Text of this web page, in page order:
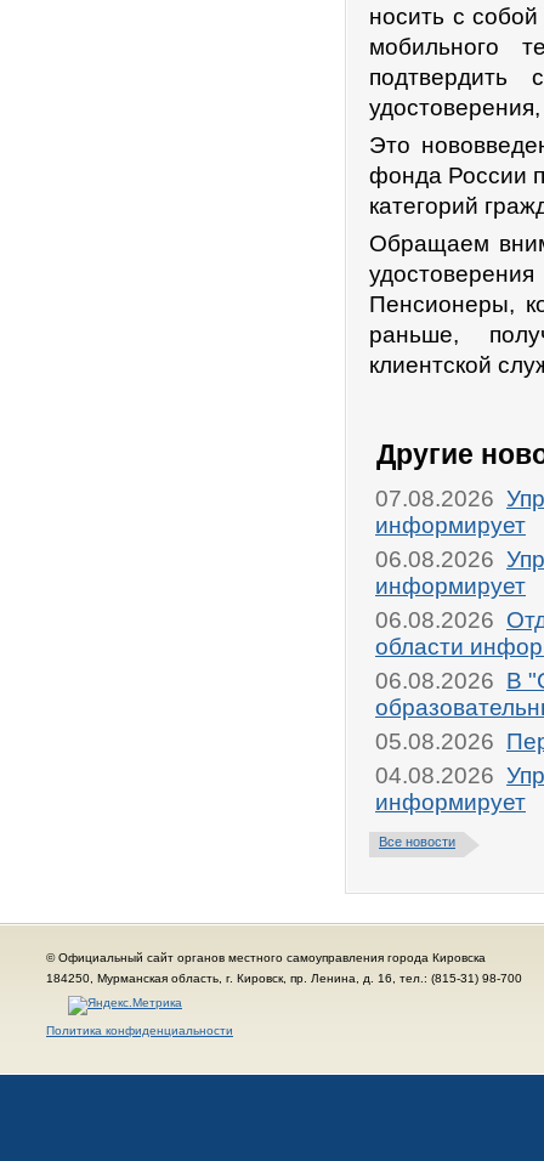
носить с
мобильного
Это
фонда России
категорий
Обращаем
Пенсионеры,
раньше,
клиентской
Другие
07.08.2026
информирует
06.08.2026
информирует
06.08.2026
области
06.08.2026 В
05.08.2026
04.08.2026
информирует
Все новости
© Официальный сайт органов местного самоуправления города Кировска
184250, Мурманская область, г. Кировск, пр. Ленина, д. 16, тел.: (815-31) 98-700
Политика конфиденциальности